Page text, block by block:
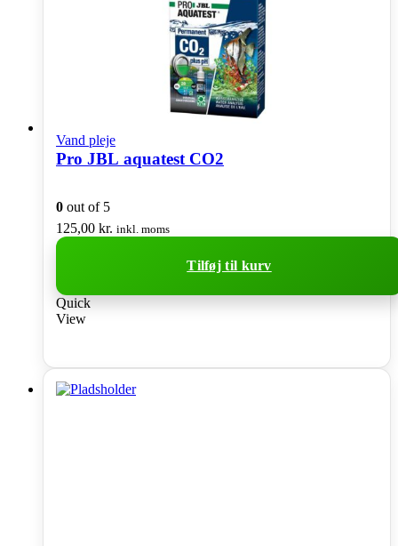
Vand pleje
Pro JBL aquatest CO2
0 out of 5
125,00 kr. inkl. moms
Tilføj til kurv
Quick
View